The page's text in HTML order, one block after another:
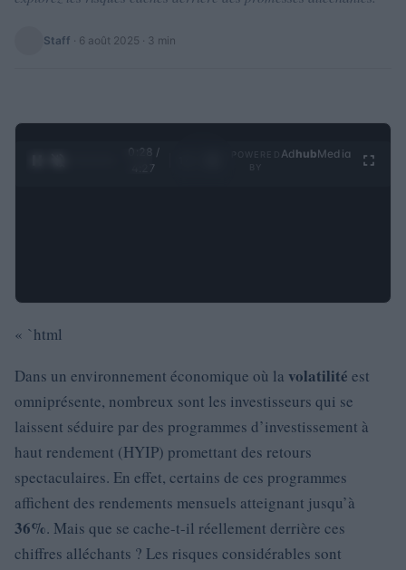
Staff · 6 août 2025 · 3 min
0:29 /
4:27
Ad hubMedia
« `html
Dans un environnement économique où la volatilité est
omniprésente, nombreux sont les investisseurs qui se
laissent séduire par des programmes d’investissement à
haut rendement (HYIP) promettant des retours
spectaculaires. En effet, certains de ces programmes
affichent des rendements mensuels atteignant jusqu’à
36%. Mais que se cache-t-il réellement derrière ces
chiffres alléchants ? Les risques considérables sont